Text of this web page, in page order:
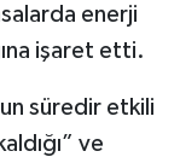
enerji
işaret etti.
süredir etkili
ve